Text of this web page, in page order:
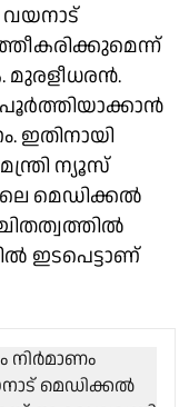
മുരളീധരൻ.
ഇതിനായി
ന്യൂസ്
മെഡിക്കൽ
ഇടപെട്ടാണ്